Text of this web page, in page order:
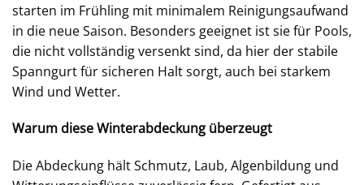
starten im Frühling mit minimalem Reinigungsaufwand
in die neue Saison. Besonders geeignet ist sie für Pools,
die nicht vollständig versenkt sind, da hier der stabile
Spanngurt für sicheren Halt sorgt, auch bei starkem
Wind und Wetter.
Warum diese Winterabdeckung überzeugt
Die Abdeckung hält Schmutz, Laub, Algenbildung und